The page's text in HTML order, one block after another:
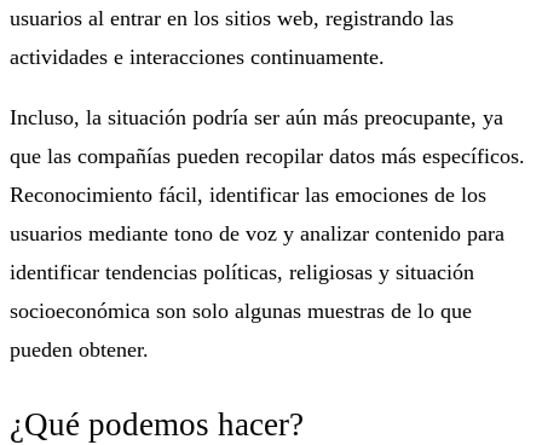
usuarios al entrar en los sitios web, registrando las
actividades e interacciones continuamente.
Incluso, la situación podría ser aún más preocupante, ya
que las compañías pueden recopilar datos más específicos.
Reconocimiento fácil, identificar las emociones de los
usuarios mediante tono de voz y analizar contenido para
identificar tendencias políticas, religiosas y situación
socioeconómica son solo algunas muestras de lo que
pueden obtener.
¿Qué podemos hacer?